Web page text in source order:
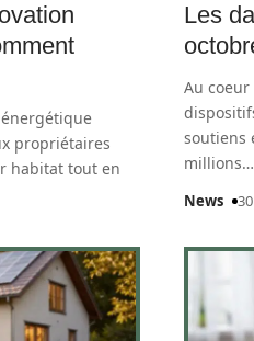
propriétaires
habitat tout en
Les
Au
soutiens
millions…
News